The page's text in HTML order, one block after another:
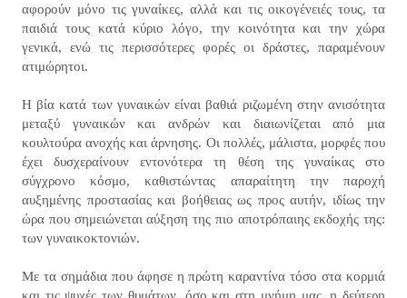
αφορούν μόνο τις γυναίκες, αλλά και τις οικογένειές τους, τα
παιδιά τους κατά κύριο λόγο, την κοινότητα και την χώρα
γενικά, ενώ τις περισσότερες φορές οι δράστες, παραμένουν
ατιμώρητοι.
Η βία κατά των γυναικών είναι βαθιά ριζωμένη στην ανισότητα
μεταξύ γυναικών και ανδρών και διαιωνίζεται από μια
κουλτούρα ανοχής και άρνησης. Οι πολλές, μάλιστα, μορφές που
έχει δυσχεραίνουν εντονότερα τη θέση της γυναίκας στο
σύγχρονο κόσμο, καθιστώντας απαραίτητη την παροχή
αυξημένης προστασίας και βοήθειας ως προς αυτήν, ιδίως την
ώρα που σημειώνεται αύξηση της πιο αποτρόπαιης εκδοχής της:
των γυναικοκτονιών.
Με τα σημάδια που άφησε η πρώτη καραντίνα τόσο στα κορμιά
και τις ψυχές των θυμάτων, όσο και στη μνήμη μας, η δεύτερη